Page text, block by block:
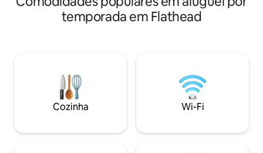
procuram o charme aconchegante de
Montana perto de Glacier. Observe
desfrute de s'mores e observe as
estrelas da banheira de hidromassagem.
De propriedade e operado por
moradores locais com todas as dicas e
você está procurando.
cozinha,
rápido. A uma
no deck
ou mergulhando
hidromassagem
caminhada no
momentos
temporada em Flathead
Cozinha Wi-Fi